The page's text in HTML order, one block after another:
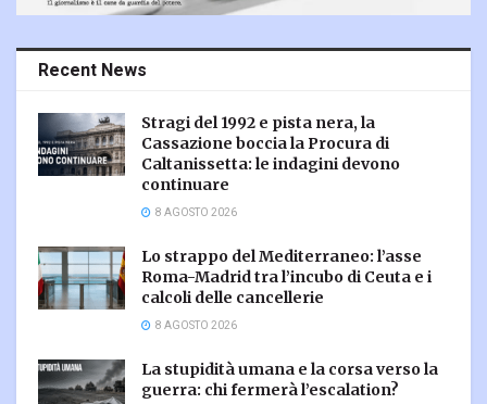
Recent News
Stragi del 1992 e pista nera, la
Cassazione boccia la Procura di
Caltanissetta: le indagini devono
continuare
8 AGOSTO 2026
Lo strappo del Mediterraneo: l’asse
Roma-Madrid tra l’incubo di Ceuta e i
calcoli delle cancellerie
8 AGOSTO 2026
La stupidità umana e la corsa verso la
guerra: chi fermerà l’escalation?